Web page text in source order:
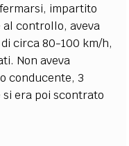
impartito
controllo, aveva
circa 80-100 km/h,
Non aveva
conducente, 3
era poi scontrato